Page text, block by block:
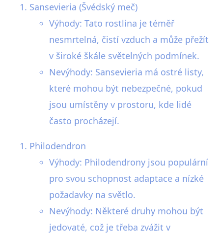
Sansevieria (Švédský meč)
Výhody: Tato rostlina je téměř
nesmrtelná, čistí vzduch a může přežít
v široké škále světelných podmínek.
Nevýhody: Sansevieria má ostré listy,
které mohou být nebezpečné, pokud
jsou umístěny v prostoru, kde lidé
často procházejí.
Philodendron
Výhody: Philodendrony jsou populární
pro svou schopnost adaptace a nízké
požadavky na světlo.
Nevýhody: Některé druhy mohou být
jedovaté, což je třeba zvážit v